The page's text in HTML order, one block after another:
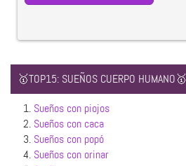
🥇TOP15: SUEÑOS CUERPO HUMANO🥇
1. Sueños con piojos
2. Sueños con caca
3. Sueños con popó
4. Sueños con orinar